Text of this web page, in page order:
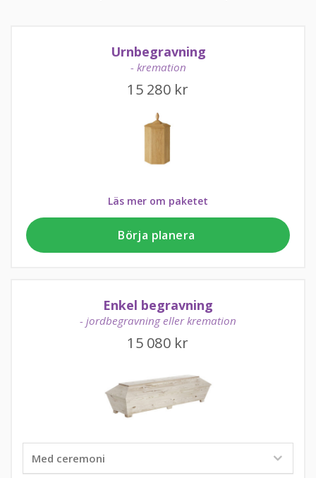
Urnbegravning
- kremation
15 280 kr
Läs mer om paketet
Börja planera
Enkel begravning
- jordbegravning eller kremation
15 080 kr